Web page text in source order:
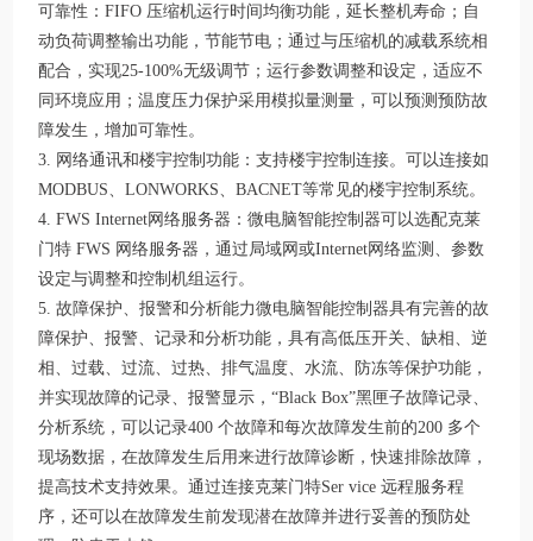
可靠性：FIFO 压缩机运行时间均衡功能，延长整机寿命；自
动负荷调整输出功能，节能节电；通过与压缩机的减载系统相
配合，实现25-100%无级调节；运行参数调整和设定，适应不
同环境应用；温度压力保护采用模拟量测量，可以预测预防故
障发生，增加可靠性。
3. 网络通讯和楼宇控制功能：支持楼宇控制连接。可以连接如
MODBUS、LONWORKS、BACNET等常见的楼宇控制系统。
4. FWS Internet网络服务器：微电脑智能控制器可以选配克莱
门特 FWS 网络服务器，通过局域网或Internet网络监测、参数
设定与调整和控制机组运行。
5. 故障保护、报警和分析能力微电脑智能控制器具有完善的故
障保护、报警、记录和分析功能，具有高低压开关、缺相、逆
相、过载、过流、过热、排气温度、水流、防冻等保护功能，
并实现故障的记录、报警显示，“Black Box”黑匣子故障记录、
分析系统，可以记录400 个故障和每次故障发生前的200 多个
现场数据，在故障发生后用来进行故障诊断，快速排除故障，
提高技术支持效果。通过连接克莱门特Ser vice 远程服务程
序，还可以在故障发生前发现潜在故障并进行妥善的预防处